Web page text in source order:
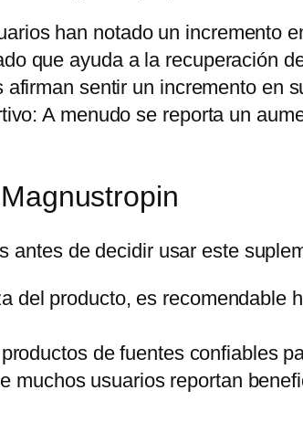
han notado un incremento
que ayuda a la recuperación
sentir un incremento en
A menudo se reporta un
antes de decidir usar este
del producto, es recomendable
de fuentes confiables
muchos usuarios reportan